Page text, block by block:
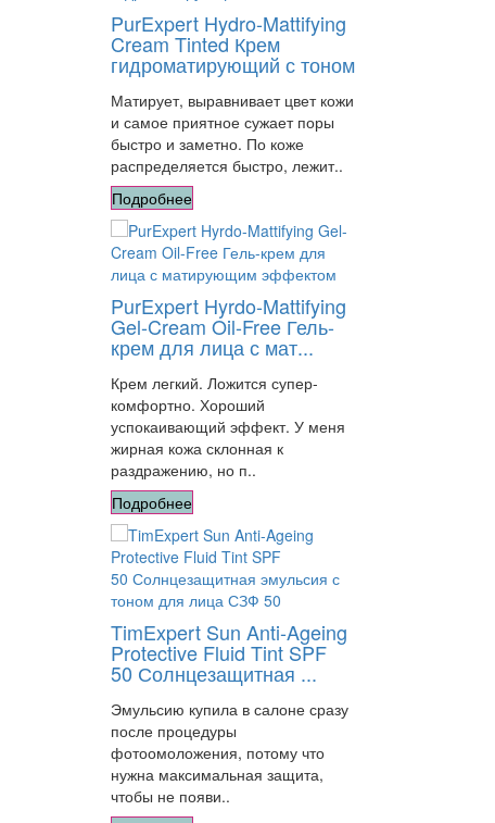
PurExpert Hydro-Mattifying
Cream Tinted Крем
гидроматирующий с тоном
Матирует, выравнивает цвет кожи
и самое приятное сужает поры
быстро и заметно. По коже
распределяется быстро, лежит..
Подробнее
PurExpert Hyrdo-Mattifying
Gel-Cream Oil-Free Гель-
крем для лица с мат...
Крем легкий. Ложится супер-
комфортно. Хороший
успокаивающий эффект. У меня
жирная кожа склонная к
раздражению, но п..
Подробнее
TimExpert Sun Anti-Ageing
Protective Fluid Tint SPF
50 Солнцезащитная ...
Эмульсию купила в салоне сразу
после процедуры
фотоомоложения, потому что
нужна максимальная защита,
чтобы не появи..